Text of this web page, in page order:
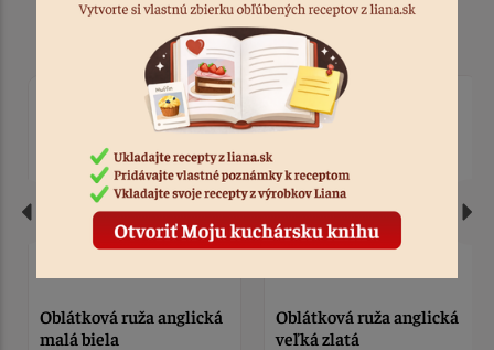
Podobné produkty
Oblátková ruža anglická
malá biela
Oblátková ruža anglická
veľká zlatá